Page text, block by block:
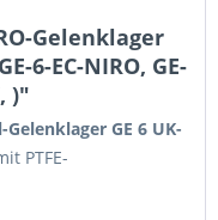
Gelenklager
6-EC-NIRO, GE-
)"
Gelenklager GE 6 UK-
PTFE-